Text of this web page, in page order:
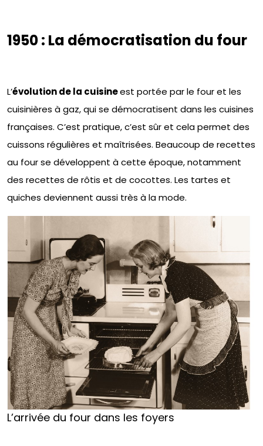
1950 : La démocratisation du four
L’évolution de la cuisineest portée par le four et les
cuisinières à gaz, qui se démocratisent dans les cuisines
françaises. C’est pratique, c’est sûr et cela permet des
cuissons régulières et maîtrisées. Beaucoup de recettes
au four se développent à cette époque, notamment
des recettes de rôtis et de cocottes. Les tartes et
quiches deviennent aussi très à la mode.
L’arrivée du four dans les foyers